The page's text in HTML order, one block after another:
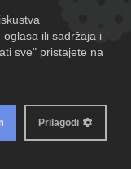
s
udvostručen u